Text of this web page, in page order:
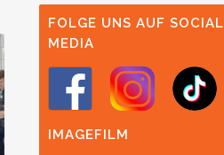
FOLGE UNS AUF SOCIAL
MEDIA
IMAGEFILM